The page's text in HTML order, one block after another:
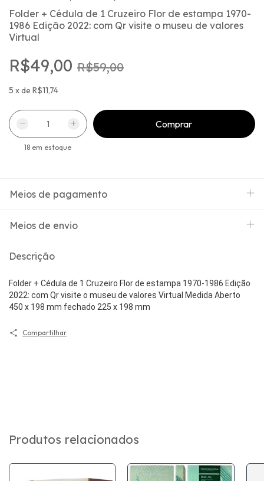
Folder + Cédula de 1 Cruzeiro Flor de estampa 1970-
1986 Edição 2022: com Qr visite o museu de valores
Virtual
R$49,00 R$59,00
5 xde R$11,74
18 em estoque
Meios de pagamento
Meios de envio
Descrição
Folder + Cédula de 1 Cruzeiro Flor de estampa 1970-1986 Edição
2022: com Qr visite o museu de valores Virtual Medida Aberto
450 x 198 mm fechado 225 x 198 mm
Compartilhar
Produtos relacionados